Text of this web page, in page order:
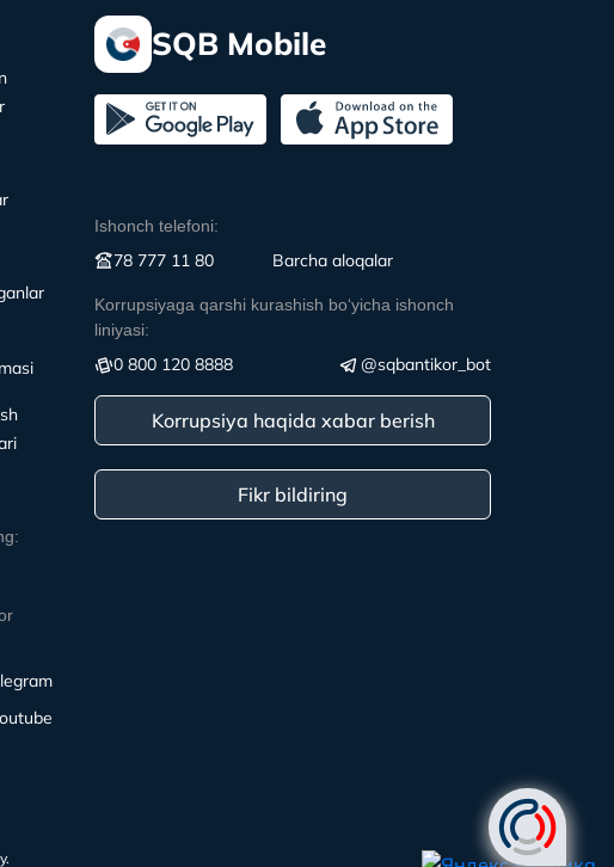
SQB Mobile
Ishonch telefoni:
78 777 11 80 Вarcha aloqalar
Korrupsiyaga qarshi kurashish boʻyicha ishonch
liniyasi:
0 800 120 8888 @sqbantikor_bot
Korrupsiya haqida xabar berish
Fikr bildiring